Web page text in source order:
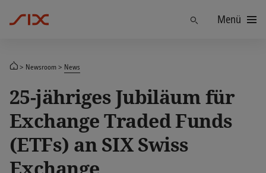
FindenMenü
Newsroom News
25-jähriges Jubiläum für
Exchange Traded Funds
(ETFs) an SIX Swiss